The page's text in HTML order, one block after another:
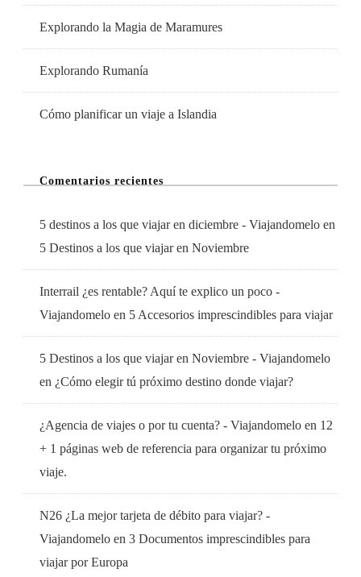
Explorando la Magia de Maramures
Explorando Rumanía
Cómo planificar un viaje a Islandia
Comentarios recientes
5 destinos a los que viajar en diciembre - Viajandomelo en
5 Destinos a los que viajar en Noviembre
Interrail ¿es rentable? Aquí te explico un poco -
Viajandomelo en 5 Accesorios imprescindibles para viajar
5 Destinos a los que viajar en Noviembre - Viajandomelo
en ¿Cómo elegir tú próximo destino donde viajar?
¿Agencia de viajes o por tu cuenta? - Viajandomelo en 12
+ 1 páginas web de referencia para organizar tu próximo
viaje.
N26 ¿La mejor tarjeta de débito para viajar? -
Viajandomelo en 3 Documentos imprescindibles para
viajar por Europa